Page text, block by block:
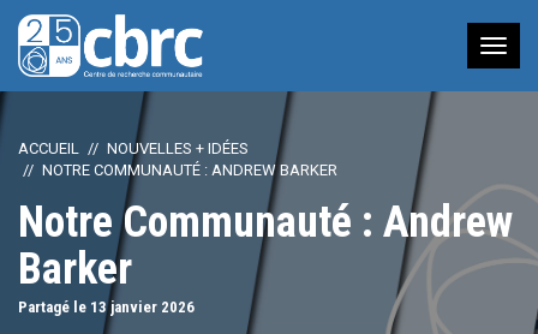
à
ACCUEIL
NOUVELLES + IDÉES
NOTRE COMMUNAUTÉ : ANDREW BARKER
Notre Communauté : Andrew
Barker
Partagé le 13janvier 2026